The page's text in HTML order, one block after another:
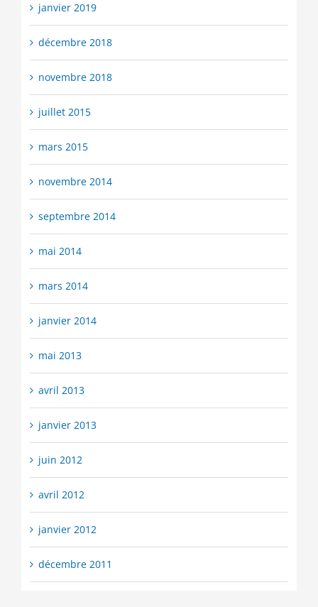
janvier 2019
décembre 2018
novembre 2018
juillet 2015
mars 2015
novembre 2014
septembre 2014
mai 2014
mars 2014
janvier 2014
mai 2013
avril 2013
janvier 2013
juin 2012
avril 2012
janvier 2012
décembre 2011